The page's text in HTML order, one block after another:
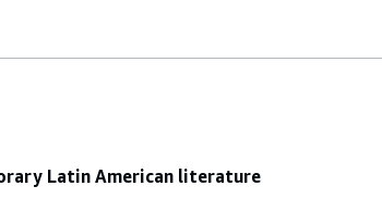
Latin American literature